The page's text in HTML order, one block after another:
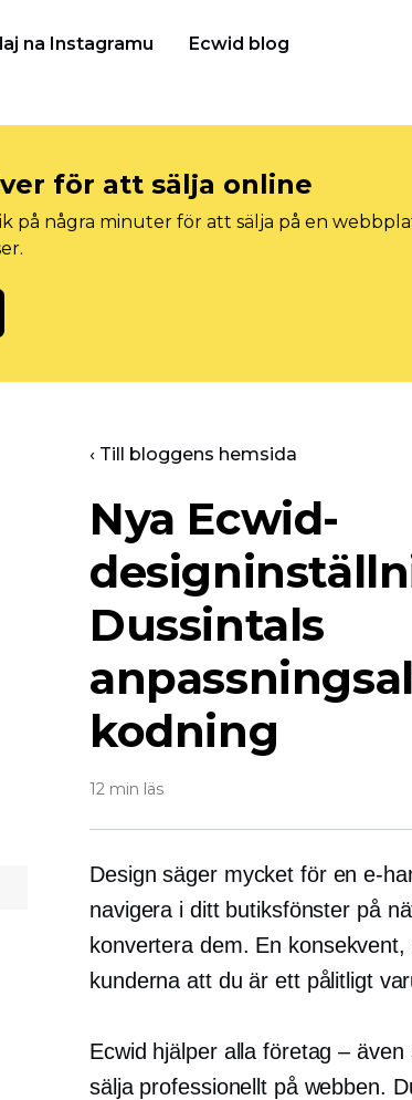
na Instagramu Ecwid blog
för att sälja online
på några minuter för att sälja på en
‹ Till bloggens hemsida
Nya Ecwid-
Dussintals
kodning
12 min läs
Design säger mycket för ene-
navigera i ditt butiksfönster på
konvertera dem. En
kunderna att du är ett pålitligt
Ecwid hjälper alla företag –
sälja professionellt på webben.